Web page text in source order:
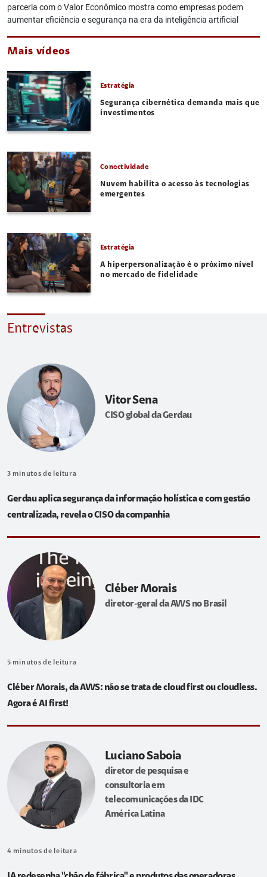
parceria com o Valor Econômico mostra como empresas podem
aumentar eficiência e segurança na era da inteligência artificial
Mais vídeos
Estratégia
Segurança cibernética demanda mais que
investimentos
Conectividade
Nuvem habilita o acesso às tecnologias
emergentes
Estratégia
A hiperpersonalização é o próximo nível
no mercado de fidelidade
Entrevistas
Vitor Sena
CISO global da Gerdau
3 minutos de leitura
Gerdau aplica segurança da informação holística e com gestão
centralizada, revela o CISO da companhia
Cléber Morais
diretor-geral da AWS no Brasil
5 minutos de leitura
Cléber Morais, da AWS: não se trata de cloud first ou cloudless.
Agora é AI first!
Luciano Saboia
diretor de pesquisa e
consultoria em
telecomunicações da IDC
América Latina
4 minutos de leitura